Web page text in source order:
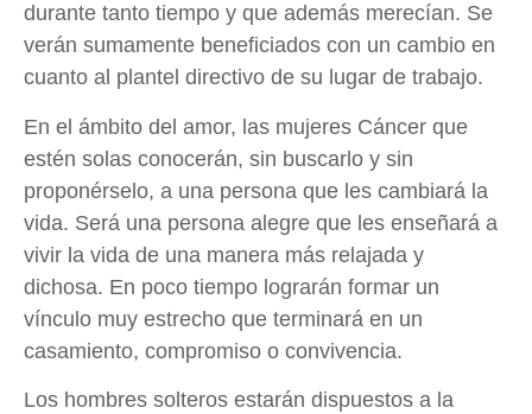
durante tanto tiempo y que además merecían. Se
verán sumamente beneficiados con un cambio en
cuanto al plantel directivo de su lugar de trabajo.
En el ámbito del amor, las mujeres Cáncer que
estén solas conocerán, sin buscarlo y sin
proponérselo, a una persona que les cambiará la
vida. Será una persona alegre que les enseñará a
vivir la vida de una manera más relajada y
dichosa. En poco tiempo lograrán formar un
vínculo muy estrecho que terminará en un
casamiento, compromiso o convivencia.
Los hombres solteros estarán dispuestos a la